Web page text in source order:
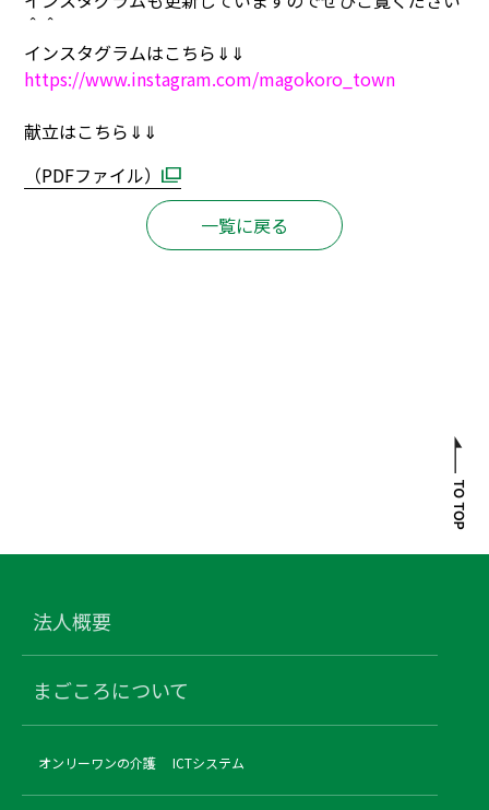
＾＾
インスタグラムはこちら⇓⇓
https://www.instagram.com/magokoro_town
献立はこちら⇓⇓
（PDFファイル）
一覧に戻る
法人概要
まごころについて
オンリーワンの介護 ICTシステム